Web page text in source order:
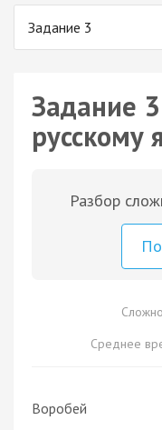
Задание 3
Задание
русскому
Разбор
Среднее
Воробей